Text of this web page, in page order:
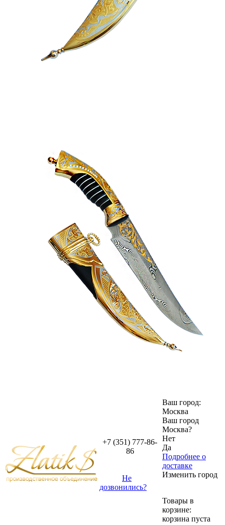
+7 (351) 777-86-
86
Не
дозвонились?
Ваш город:
Москва
Ваш город
Москва?
Нет
Да
Подробнее о
доставке
Изменить город
Товары в
корзине:
корзина пуста